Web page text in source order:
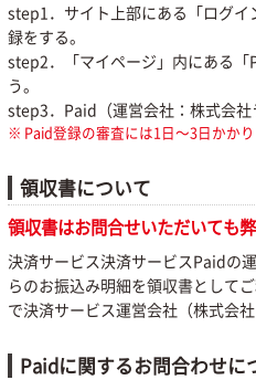
step1．サイト上部にある「ログ
録をする。
step2．「マイページ」内にある
う。
step3．Paid（運営会社：株式会社
Paid登録の審査には1日〜3日かかり
領収書について
領収書はお問合せいただいても
決済サービス決済サービスPaidの
らのお振込み明細を領収書として
で決済サービス運営会社（株式会
Paidに関するお問合わせに